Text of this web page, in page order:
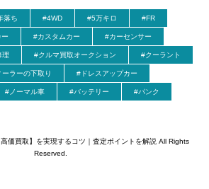
落ち #4WD #5万キロ #FR
#カスタムカー #カーセンサー
理 #クルマ買取オークション #クーラント
ーラーの下取り #ドレスアップカー
#ノーマル車 #バッテリー #パンク
価買取】を実現するコツ｜査定ポイントを解説 All Rights
Reserved.